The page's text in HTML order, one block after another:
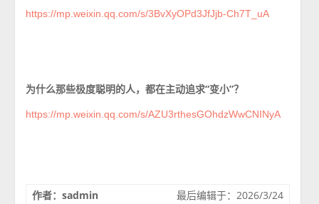
https://mp.weixin.qq.com/s/3BvXyOPd3JfJjb-Ch7T_uA
为什么那些极度聪明的人，都在主动追求“变小”？
https://mp.weixin.qq.com/s/AZU3rthesGOhdzWwCNINyA
最后编辑于：2026/3/24
作者：sadmin